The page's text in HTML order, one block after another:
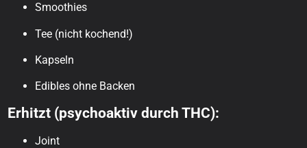
Smoothies
Tee (nicht kochend!)
Kapseln
Edibles ohne Backen
Erhitzt (psychoaktiv durch THC):
Joint